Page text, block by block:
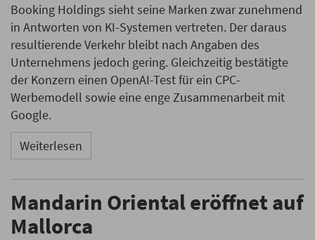
Booking Holdings sieht seine Marken zwar zunehmend
in Antworten von KI-Systemen vertreten. Der daraus
resultierende Verkehr bleibt nach Angaben des
Unternehmens jedoch gering. Gleichzeitig bestätigte
der Konzern einen OpenAI-Test für ein CPC-
Werbemodell sowie eine enge Zusammenarbeit mit
Google.
Weiterlesen
Mandarin Oriental eröffnet auf
Mallorca